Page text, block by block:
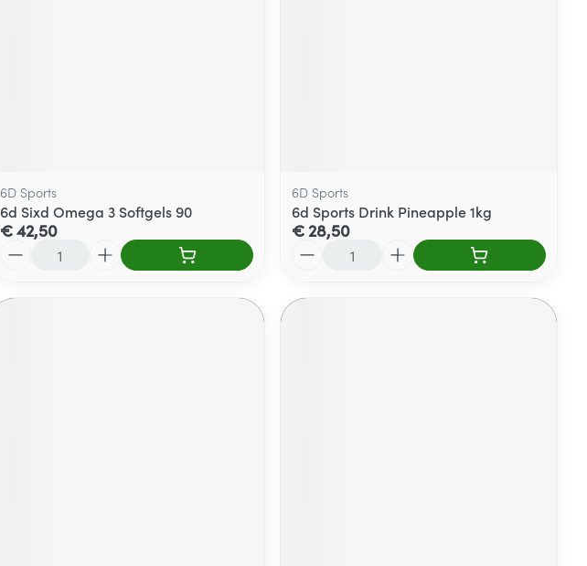
6D Sports
6d Sixd Omega 3 Softgels 90
€ 42,50
6D Sports
6d Sports Drink Pineapple 1kg
€ 28,50